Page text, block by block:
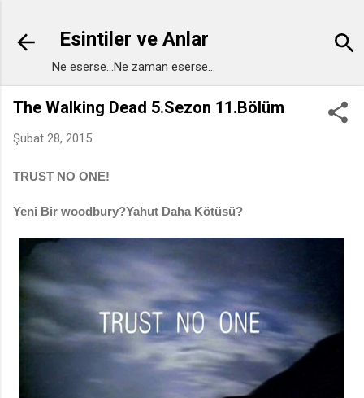
Esintiler ve Anlar
Ne eserse...Ne zaman eserse...
The Walking Dead 5.Sezon 11.Bölüm
Şubat 28, 2015
TRUST NO ONE!
Yeni Bir woodbury?Yahut Daha Kötüsü?